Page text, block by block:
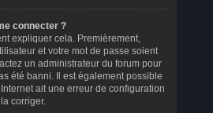
connecter ?
expliquer cela. Premièrement,
et votre mot de passe soient
un administrateur du forum pour
été banni. Il est également possible
ait une erreur de configuration
corriger.